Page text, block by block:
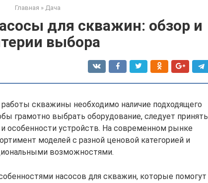
Главная » Дача
для скважин: обзор и
выбора
скважины необходимо наличие подходящего
грамотно выбрать оборудование, следует принять
особенности устройств. На современном рынке
моделей с разной ценовой категорией и
возможностями.
насосов для скважин, которые помогут